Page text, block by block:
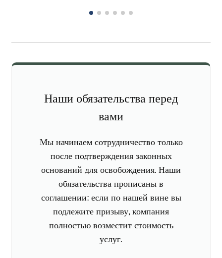
Наши обязательства перед
вами
Мы начинаем сотрудничество только
после подтверждения законных
оснований для освобождения. Наши
обязательства прописаны в
соглашении: если по нашей вине вы
подлежите призыву, компания
полностью возместит стоимость
услуг.